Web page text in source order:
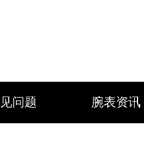
问题 腕表资讯